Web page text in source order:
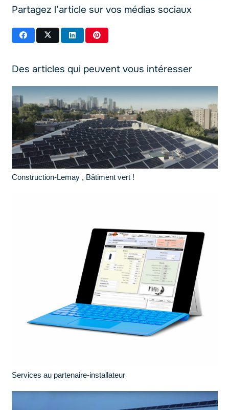
Partagez l’article sur vos médias sociaux
Des articles qui peuvent vous intéresser
Construction-Lemay , Bâtiment vert !
Services au partenaire-installateur